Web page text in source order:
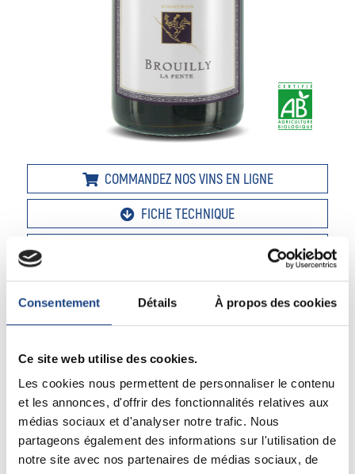
Consentement Détails À propos des cookies
Ce site web utilise des cookies.
Les cookies nous permettent de personnaliser le contenu
et les annonces, d'offrir des fonctionnalités relatives aux
médias sociaux et d'analyser notre trafic. Nous
partageons également des informations sur l'utilisation de
notre site avec nos partenaires de médias sociaux, de
COMMANDEZ NOS VINS EN LIGNE
FICHE TECHNIQUE
DESCRIPTION
COULEUR / TYPE
Rouge
ORIGINE DE LA CUVÉE
Gourmand raffiné